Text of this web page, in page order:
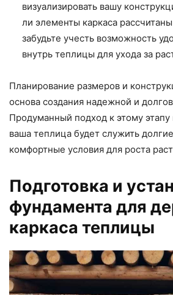
визуализировать вашу
ли элементы каркаса
забудьте учесть возможность
внутрь теплицы для ухода за
Планирование размеров и
основа создания надежной и
Продуманный подход к этому этапу
ваша теплица будет служить
комфортные условия для роста
Подготовка и
фундамента для
каркаса теплицы